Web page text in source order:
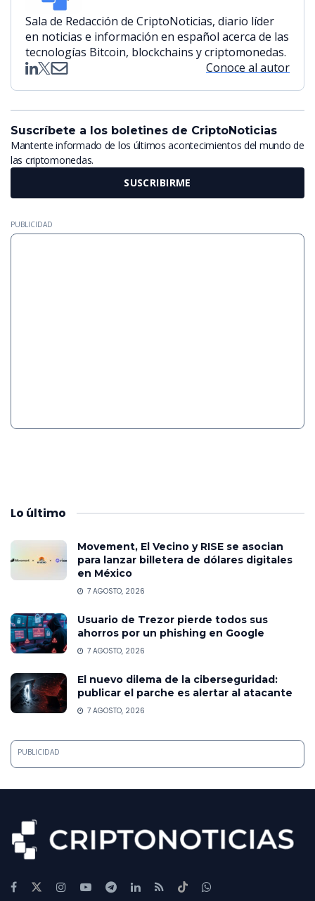
Sala de Redacción de CriptoNoticias, diario líder
en noticias e información en español acerca de las
tecnologías Bitcoin, blockchains y criptomonedas.
Conoce al autor
Suscríbete a los boletines de CriptoNoticias
Mantente informado de los últimos acontecimientos del mundo de
las criptomonedas.
SUSCRIBIRME
PUBLICIDAD
Lo último
Movement, El Vecino y RISE se asocian
para lanzar billetera de dólares digitales
en México
7 AGOSTO, 2026
Usuario de Trezor pierde todos sus
ahorros por un phishing en Google
7 AGOSTO, 2026
El nuevo dilema de la ciberseguridad:
publicar el parche es alertar al atacante
7 AGOSTO, 2026
PUBLICIDAD